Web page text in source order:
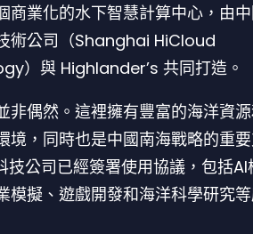
商業化的水下智慧計算中心，由
術公司（Shanghai HiCloud
）與 Highlander’s 共同打造。
非偶然。這裡擁有豐富的海洋資
境，同時也是中國南海戰略的重
技公司已經簽署使用協議，包括AI
模擬、遊戲開發和海洋科學研究